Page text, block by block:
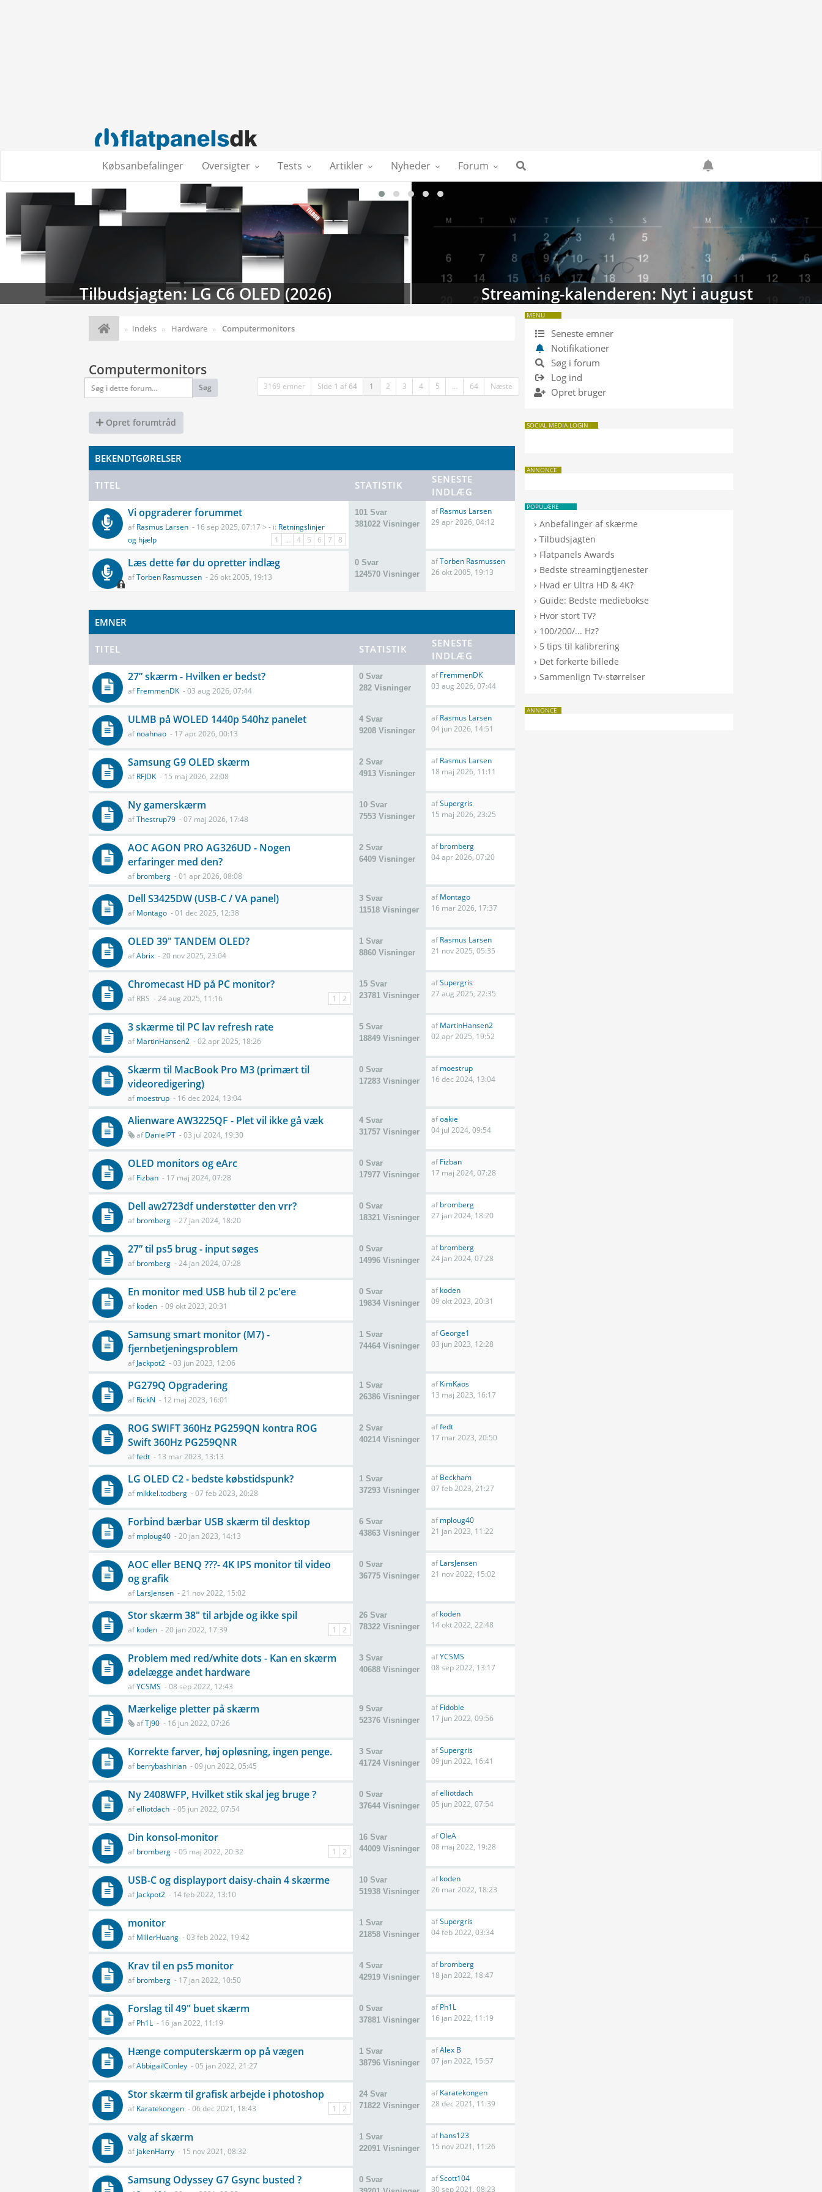
Købsanbefalinger Oversigter Tests Artikler Nyheder Forum
Streaming-kalenderen: Nyt i august TV-databasen: Sammenlign TV
Indeks Hardware Computermonitors
Computermonitors
Søg 3169 emner Side 1 af64 1 2 3 4 5 … 64 Næste
Opret forumtråd
BEKENDTGØRELSER
TITEL STATISTIK
SENESTE
INDLÆG
Vi opgraderer forummet
afRasmus Larsen - 16 sep 2025, 07:17 > - i: Retningslinjer
og hjælp
1 … 4 5 6 7 8
101 Svar
381022 Visninger
afRasmus Larsen
29 apr 2026, 04:12
Læs dette før du opretter indlæg
afTorben Rasmussen - 26 okt 2005, 19:13
0 Svar
124570 Visninger
afTorben Rasmussen
26 okt 2005, 19:13
EMNER
TITEL STATISTIK
SENESTE
INDLÆG
27” skærm - Hvilken er bedst?
afFremmenDK - 03 aug 2026, 07:44
0 Svar
282 Visninger
afFremmenDK
03 aug 2026, 07:44
ULMB på WOLED 1440p 540hz panelet
afnoahnao - 17 apr 2026, 00:13
4 Svar
9208 Visninger
afRasmus Larsen
04 jun 2026, 14:51
Samsung G9 OLED skærm
afRFJDK - 15 maj 2026, 22:08
2 Svar
4913 Visninger
afRasmus Larsen
18 maj 2026, 11:11
Ny gamerskærm
afThestrup79 - 07 maj 2026, 17:48
10 Svar
7553 Visninger
afSupergris
15 maj 2026, 23:25
AOC AGON PRO AG326UD - Nogen
erfaringer med den?
afbromberg - 01 apr 2026, 08:08
2 Svar
6409 Visninger
afbromberg
04 apr 2026, 07:20
Dell S3425DW (USB-C / VA panel)
afMontago - 01 dec 2025, 12:38
3 Svar
11518 Visninger
afMontago
16 mar 2026, 17:37
OLED 39" TANDEM OLED?
afAbrix - 20 nov 2025, 23:04
1 Svar
8860 Visninger
afRasmus Larsen
21 nov 2025, 05:35
Chromecast HD på PC monitor?
afRBS - 24 aug 2025, 11:16 1 2
15 Svar
23781 Visninger
afSupergris
27 aug 2025, 22:35
3 skærme til PC lav refresh rate
afMartinHansen2 - 02 apr 2025, 18:26
5 Svar
18849 Visninger
afMartinHansen2
02 apr 2025, 19:52
Skærm til MacBook Pro M3 (primært til
videoredigering)
afmoestrup - 16 dec 2024, 13:04
0 Svar
17283 Visninger
afmoestrup
16 dec 2024, 13:04
Alienware AW3225QF - Plet vil ikke gå væk
afDanielPT - 03 jul 2024, 19:30
4 Svar
31757 Visninger
afoakie
04 jul 2024, 09:54
OLED monitors og eArc
afFizban - 17 maj 2024, 07:28
0 Svar
17977 Visninger
afFizban
17 maj 2024, 07:28
Dell aw2723df understøtter den vrr?
afbromberg - 27 jan 2024, 18:20
0 Svar
18321 Visninger
afbromberg
27 jan 2024, 18:20
27” til ps5 brug - input søges
afbromberg - 24 jan 2024, 07:28
0 Svar
14996 Visninger
afbromberg
24 jan 2024, 07:28
En monitor med USB hub til 2 pc'ere
afkoden - 09 okt 2023, 20:31
0 Svar
19834 Visninger
afkoden
09 okt 2023, 20:31
Samsung smart monitor (M7) -
fjernbetjeningsproblem
afJackpot2 - 03 jun 2023, 12:06
1 Svar
74464 Visninger
afGeorge1
03 jun 2023, 12:28
PG279Q Opgradering
afRickN - 12 maj 2023, 16:01
1 Svar
26386 Visninger
afKimKaos
13 maj 2023, 16:17
ROG SWIFT 360Hz PG259QN kontra ROG
Swift 360Hz PG259QNR
affedt - 13 mar 2023, 13:13
2 Svar
40214 Visninger
affedt
17 mar 2023, 20:50
LG OLED C2 - bedste købstidspunk?
afmikkel.todberg - 07 feb 2023, 20:28
1 Svar
37293 Visninger
afBeckham
07 feb 2023, 21:27
Forbind bærbar USB skærm til desktop
afmploug40 - 20 jan 2023, 14:13
6 Svar
43863 Visninger
afmploug40
21 jan 2023, 11:22
AOC eller BENQ ???- 4K IPS monitor til video
og grafik
afLarsJensen - 21 nov 2022, 15:02
0 Svar
36775 Visninger
afLarsJensen
21 nov 2022, 15:02
Stor skærm 38" til arbjde og ikke spil
afkoden - 20 jan 2022, 17:39 1 2
26 Svar
78322 Visninger
afkoden
14 okt 2022, 22:48
Problem med red/white dots - Kan en skærm
ødelægge andet hardware
afYCSMS - 08 sep 2022, 12:43
3 Svar
40688 Visninger
afYCSMS
08 sep 2022, 13:17
Mærkelige pletter på skærm
afTj90 - 16 jun 2022, 07:26
9 Svar
52376 Visninger
afFidoble
17 jun 2022, 09:56
Korrekte farver, høj opløsning, ingen penge.
afberrybashirian - 09 jun 2022, 05:45
3 Svar
41724 Visninger
afSupergris
09 jun 2022, 16:41
Ny 2408WFP, Hvilket stik skal jeg bruge ?
afelliotdach - 05 jun 2022, 07:54
0 Svar
37644 Visninger
afelliotdach
05 jun 2022, 07:54
Din konsol-monitor
afbromberg - 05 maj 2022, 20:32 1 2
16 Svar
44009 Visninger
afOleA
08 maj 2022, 19:28
USB-C og displayport daisy-chain 4 skærme
afJackpot2 - 14 feb 2022, 13:10
10 Svar
51938 Visninger
afkoden
26 mar 2022, 18:23
monitor
afMillerHuang - 03 feb 2022, 19:42
1 Svar
21858 Visninger
afSupergris
04 feb 2022, 03:34
Krav til en ps5 monitor
afbromberg - 17 jan 2022, 10:50
4 Svar
42919 Visninger
afbromberg
18 jan 2022, 18:47
Forslag til 49" buet skærm
afPh1L - 16 jan 2022, 11:19
0 Svar
37881 Visninger
afPh1L
16 jan 2022, 11:19
Hænge computerskærm op på vægen
afAbbigailConley - 05 jan 2022, 21:27
1 Svar
38796 Visninger
afAlex B
07 jan 2022, 15:57
Stor skærm til grafisk arbejde i photoshop
afKaratekongen - 06 dec 2021, 18:43 1 2
24 Svar
71822 Visninger
afKaratekongen
28 dec 2021, 11:39
valg af skærm
afjakenHarry - 15 nov 2021, 08:32
1 Svar
22091 Visninger
afhans123
15 nov 2021, 11:26
Samsung Odyssey G7 Gsync busted ?
0 Svar
afScott104
30 sep 2021, 08:23
MENU
Seneste emner
Notifikationer
Søg i forum
Log ind
Opret bruger
SOCIAL MEDIA LOGIN
ANNONCE
POPULÆRE
›Anbefalinger af skærme
›Tilbudsjagten
› Flatpanels Awards
› Bedste streamingtjenester
› Hvad er Ultra HD & 4K?
› Guide: Bedste mediebokse
› Hvor stort TV?
› 100/200/... Hz?
› 5 tips til kalibrering
› Det forkerte billede
›Sammenlign Tv-størrelser
ANNONCE